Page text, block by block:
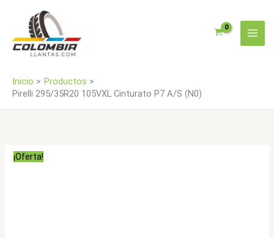
contenido
Inicio
Productos
Pirelli 295/35R20 105VXL Cinturato P7 A/S (N0)
¡Oferta!
(N0)
cantidad